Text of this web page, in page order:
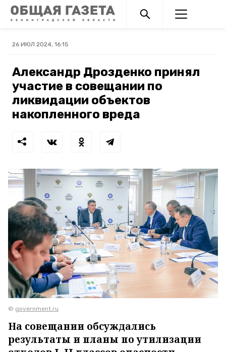
26 ИЮЛ 2024, 16:15
Александр Дрозденко принял
участие в совещании по
ликвидации объектов
накопленного вреда
© government.ru
На совещании обсуждались
результаты и планы по утилизации